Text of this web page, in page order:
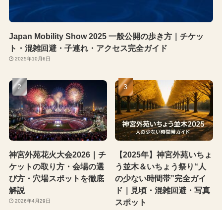
Japan Mobility Show 2025 一般公開の歩き方｜チケッ
ト・混雑回避・子連れ・アクセス完全ガイド
2025年10月6日
神宮外苑花火大会2026｜チ
ケットの取り方・会場の選
び方・穴場スポットを徹底
解説
2026年4月29日
【2025年】神宮外苑いちょ
う並木＆いちょう祭り“人
の少ない時間帯”完全ガイ
ド｜見頃・混雑回避・写真
スポット